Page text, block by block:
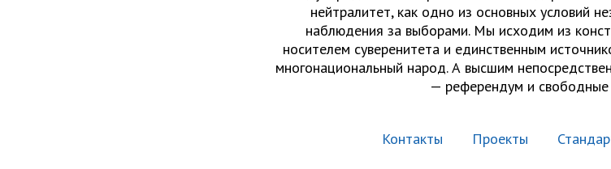
нейтралитет, как одно из основных условий
наблюдения за выборами. Мы исходим из
носителем суверенитета и единственным
многонациональный народ. А высшим
— референдум и
Контакты Проекты